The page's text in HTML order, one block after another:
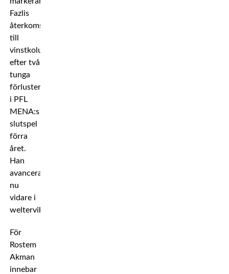
Fazlis
återkomst
till
vinstkolumnen
efter två
tunga
förluster
i PFL
MENA:s
slutspel
förra
året.
Han
avancerar
nu
vidare i
welterviktsturneringen.
För
Rostem
Akman
innebar